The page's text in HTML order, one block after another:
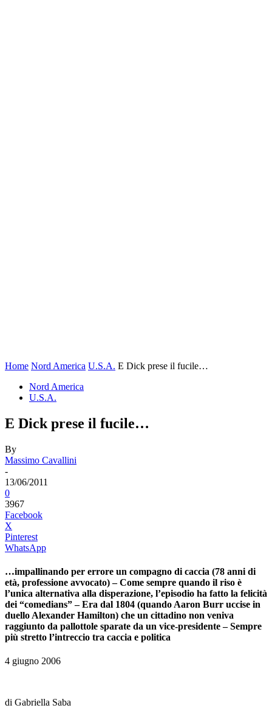
Home Nord America U.S.A. E Dick prese il fucile…
Nord America
U.S.A.
E Dick prese il fucile…
By
Massimo Cavallini
-
13/06/2011
0
3967
Facebook
X
Pinterest
WhatsApp
…impallinando per errore un compagno di caccia (78 anni di
età, professione avvocato) – Come sempre quando il riso è
l’unica alternativa alla disperazione, l’episodio ha fatto la felicità
dei “comedians” – Era dal 1804 (quando Aaron Burr uccise in
duello Alexander Hamilton) che un cittadino non veniva
raggiunto da pallottole sparate da un vice-presidente – Sempre
più stretto l’intreccio tra caccia e politica
4 giugno 2006
di Gabriella Saba